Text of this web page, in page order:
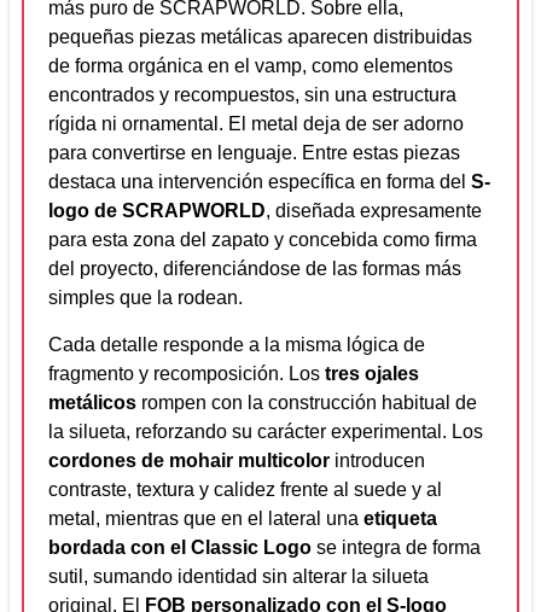
más puro de SCRAPWORLD. Sobre ella,
pequeñas piezas metálicas aparecen distribuidas
de forma orgánica en el vamp, como elementos
encontrados y recompuestos, sin una estructura
rígida ni ornamental. El metal deja de ser adorno
para convertirse en lenguaje. Entre estas piezas
destaca una intervención específica en forma del S-
logo de SCRAPWORLD, diseñada expresamente
para esta zona del zapato y concebida como firma
del proyecto, diferenciándose de las formas más
simples que la rodean.
Cada detalle responde a la misma lógica de
fragmento y recomposición. Los tres ojales
metálicos rompen con la construcción habitual de
la silueta, reforzando su carácter experimental. Los
cordones de mohair multicolor introducen
contraste, textura y calidez frente al suede y al
metal, mientras que en el lateral una etiqueta
bordada con el Classic Logo se integra de forma
sutil, sumando identidad sin alterar la silueta
original. El
FOB personalizado con el S-logo